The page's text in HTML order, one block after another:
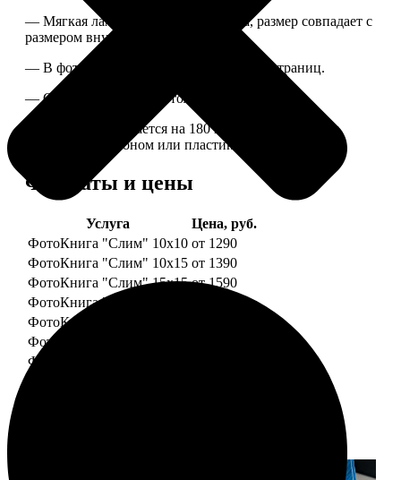
— Мягкая ламинированная обложка, размер совпадает с
размером внутреннего блока.
— В фотокниге может быть от 10 до 50 страниц.
— Страницы плотные, толщина 1 мм.
— Книга раскрывается на 180 градусов, развороты
укреплены картоном или пластиком.
Форматы и цены
Услуга
Цена, руб.
ФотоКнига "Слим" 10x10 от 1290
ФотоКнига "Слим" 10x15 от 1390
ФотоКнига "Слим" 15x15 от 1590
ФотоКнига "Слим" 15x20
ФотоКнига "Слим" 20x20
ФотоКнига "Слим" 20x30
ФотоКнига "Слим" 25x25